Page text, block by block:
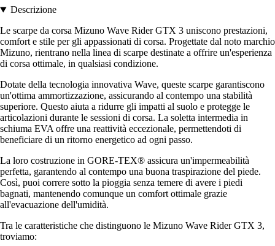
Descrizione
Le scarpe da corsa Mizuno Wave Rider GTX 3 uniscono prestazioni,
comfort e stile per gli appassionati di corsa. Progettate dal noto marchio
Mizuno, rientrano nella linea di scarpe destinate a offrire un'esperienza
di corsa ottimale, in qualsiasi condizione.
Dotate della tecnologia innovativa Wave, queste scarpe garantiscono
un'ottima ammortizzazione, assicurando al contempo una stabilità
superiore. Questo aiuta a ridurre gli impatti al suolo e protegge le
articolazioni durante le sessioni di corsa. La soletta intermedia in
schiuma EVA offre una reattività eccezionale, permettendoti di
beneficiare di un ritorno energetico ad ogni passo.
La loro costruzione in GORE-TEX® assicura un'impermeabilità
perfetta, garantendo al contempo una buona traspirazione del piede.
Così, puoi correre sotto la pioggia senza temere di avere i piedi
bagnati, mantenendo comunque un comfort ottimale grazie
all'evacuazione dell'umidità.
Tra le caratteristiche che distinguono le Mizuno Wave Rider GTX 3,
troviamo: